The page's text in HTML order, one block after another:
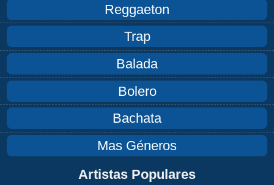
Reggaeton
Trap
Balada
Bolero
Bachata
Mas Géneros
Artistas Populares